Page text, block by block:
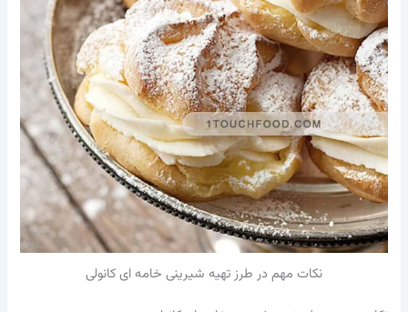
نکات مهم در طرز تهیه شیرینی خامه ای کانولی